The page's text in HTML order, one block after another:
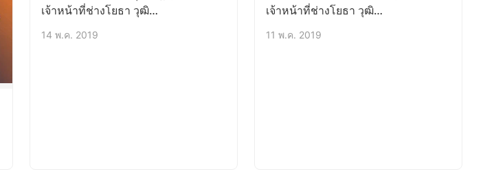
เจ้าหน้าที่ช่างโยธา วุฒิ
14 พ.ค. 2019
เจ้าหน้าที่ช่างโยธา วุฒิ
11 พ.ค. 2019